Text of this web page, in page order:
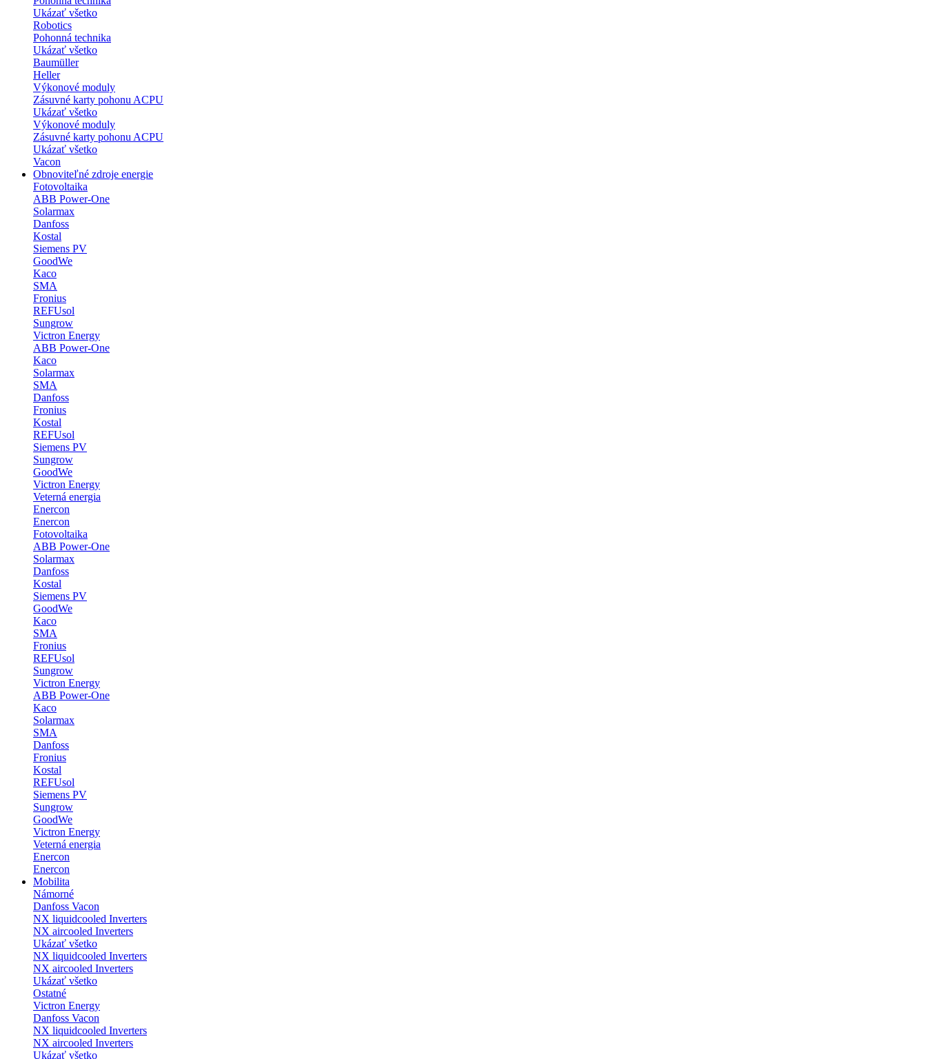
Ukázať všetko
Robotics
Pohonná technika
Ukázať všetko
Baumüller
Heller
Výkonové moduly
Zásuvné karty pohonu ACPU
Ukázať všetko
Výkonové moduly
Zásuvné karty pohonu ACPU
Ukázať všetko
Vacon
Obnoviteľné zdroje energie
Fotovoltaika
ABB Power-One
Solarmax
Danfoss
Kostal
Siemens PV
GoodWe
Kaco
SMA
Fronius
REFUsol
Sungrow
Victron Energy
ABB Power-One
Kaco
Solarmax
SMA
Danfoss
Fronius
Kostal
REFUsol
Siemens PV
Sungrow
GoodWe
Victron Energy
Veterná energia
Enercon
Enercon
Fotovoltaika
ABB Power-One
Solarmax
Danfoss
Kostal
Siemens PV
GoodWe
Kaco
SMA
Fronius
REFUsol
Sungrow
Victron Energy
ABB Power-One
Kaco
Solarmax
SMA
Danfoss
Fronius
Kostal
REFUsol
Siemens PV
Sungrow
GoodWe
Victron Energy
Veterná energia
Enercon
Enercon
Mobilita
Námorné
Danfoss Vacon
NX liquidcooled Inverters
NX aircooled Inverters
Ukázať všetko
NX liquidcooled Inverters
NX aircooled Inverters
Ukázať všetko
Ostatné
Victron Energy
Danfoss Vacon
NX liquidcooled Inverters
NX aircooled Inverters
Ukázať všetko